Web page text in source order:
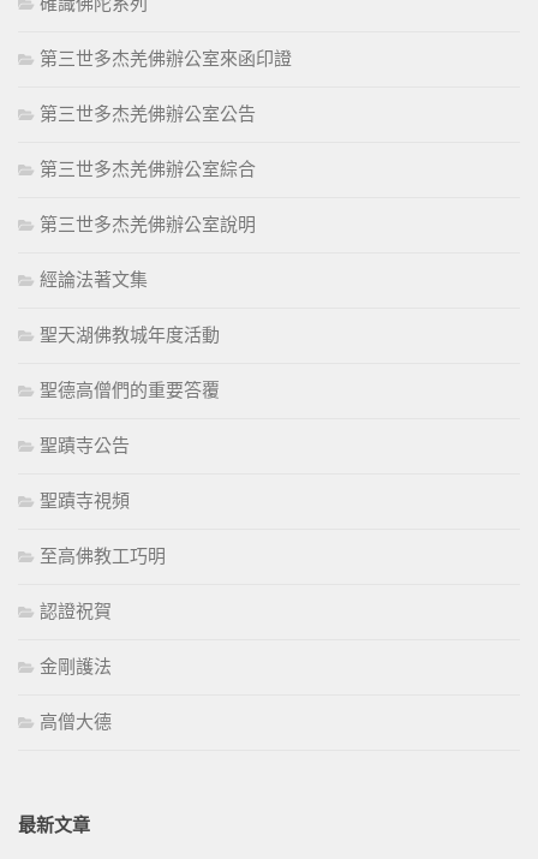
第三世多杰羌佛辦公室來函印證
第三世多杰羌佛辦公室公告
第三世多杰羌佛辦公室綜合
第三世多杰羌佛辦公室說明
經論法著文集
聖天湖佛教城年度活動
聖德高僧們的重要答覆
聖蹟寺公告
聖蹟寺視頻
至高佛教工巧明
認證祝賀
金剛護法
高僧大德
最新文章